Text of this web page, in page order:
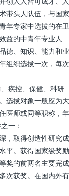
创人人皆可成才、人
带头人队伍，与国家
年专家中选拔的在卫
益的中青年专业人
德、知识、能力和业
组织选拔一次，每次
疾控、保健、科研
选拔对象一般应为大
医师或同等职称，年
一：
，取得创造性研究成
平。获得国家级奖励
奖的前两名主要完成
次获奖。在国内外有